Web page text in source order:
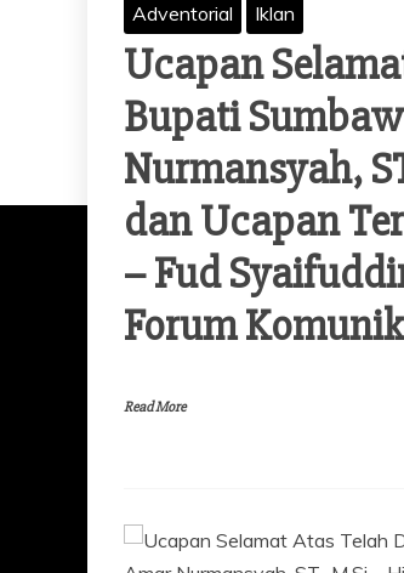
Adventorial Iklan
Ucapan
Bupati
Nurmansyah,
dan Ucapan
– Fud
Forum
Read More